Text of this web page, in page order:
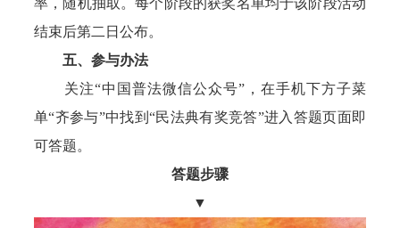
率，随机抽取。每个阶段的获奖名单均于该阶段活动
结束后第二日公布。
五、参与办法
关注“中国普法微信公众号”，在手机下方子菜
单“齐参与”中找到“民法典有奖竞答”进入答题页面即
可答题。
答题步骤
▼